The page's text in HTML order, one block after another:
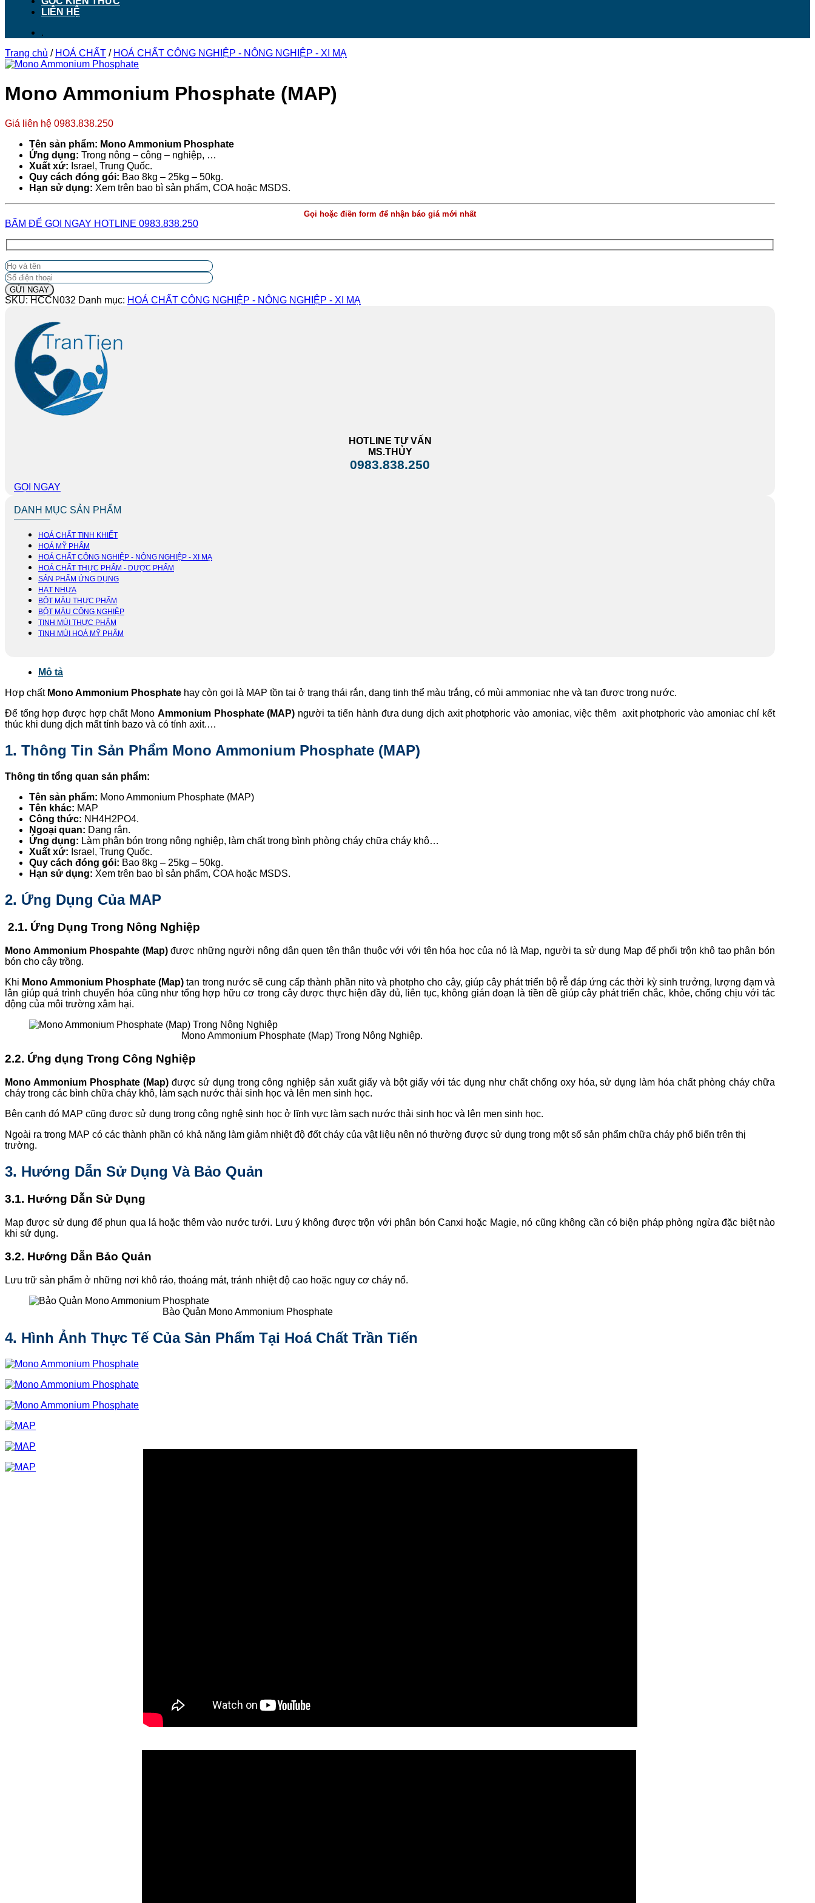
LIÊN HỆ
.
Trang chủ / HOÁ CHẤT / HOÁ CHẤT CÔNG NGHIỆP - NÔNG NGHIỆP - XI MẠ
Mono Ammonium Phosphate (MAP)
Giá liên hệ 0983.838.250
Tên sản phẩm: Mono Ammonium Phosphate
Ứng dụng: Trong nông – công – nghiệp, …
Xuất xứ: Israel, Trung Quốc.
Quy cách đóng gói: Bao 8kg – 25kg – 50kg.
Hạn sử dụng: Xem trên bao bì sản phẩm, COA hoặc MSDS.
Gọi hoặc điền form để nhận báo giá mới nhất
BẤM ĐỂ GỌI NGAY HOTLINE 0983.838.250
SKU: HCCN032 Danh mục: HOÁ CHẤT CÔNG NGHIỆP - NÔNG NGHIỆP - XI MẠ
HOTLINE TƯ VẤN
MS.THỦY
0983.838.250
GỌI NGAY
DANH MỤC SẢN PHẨM
HOÁ CHẤT TINH KHIẾT
HOÁ MỸ PHẨM
HOÁ CHẤT CÔNG NGHIỆP - NÔNG NGHIỆP - XI MẠ
HOÁ CHẤT THỰC PHẨM - DƯỢC PHẨM
SẢN PHẨM ỨNG DỤNG
HẠT NHỰA
BỘT MÀU THỰC PHẨM
BỘT MÀU CÔNG NGHIỆP
TINH MÙI THỰC PHẨM
TINH MÙI HOÁ MỸ PHẨM
Mô tả
Hợp chất Mono Ammonium Phosphate hay còn gọi là MAP tồn tại ở trạng thái rắn, dạng tinh thể màu trắng, có mùi ammoniac nhẹ và tan được trong nước.
Để tổng hợp được hợp chất Mono Ammonium Phosphate (MAP) người ta tiến hành đưa dung dịch axit photphoric vào amoniac, việc thêm axit photphoric vào amoniac chỉ kết
thúc khi dung dịch mất tính bazo và có tính axit.…
1. Thông Tin Sản Phẩm Mono Ammonium Phosphate (MAP)
Thông tin tổng quan sản phẩm:
Tên sản phẩm: Mono Ammonium Phosphate (MAP)
Tên khác: MAP
Công thức: NH4H2PO4.
Ngoại quan: Dạng rắn.
Ứng dụng: Làm phân bón trong nông nghiệp, làm chất trong bình phòng cháy chữa cháy khô…
Xuất xứ: Israel, Trung Quốc.
Quy cách đóng gói: Bao 8kg – 25kg – 50kg.
Hạn sử dụng: Xem trên bao bì sản phẩm, COA hoặc MSDS.
2. Ứng Dụng Của MAP
2.1. Ứng Dụng Trong Nông Nghiệp
Mono Ammonium Phospahte (Map)được những người nông dân quen tên thân thuộc với với tên hóa học của nó là Map, người ta sử dụng Map để phối trộn khô tạo phân bón
bón cho cây trồng.
Khi Mono Ammonium Phosphate (Map) tan trong nước sẽ cung cấp thành phần nito và photpho cho cây, giúp cây phát triển bộ rễ đáp ứng các thời kỳ sinh trưởng, lượng đạm và
lân giúp quá trình chuyển hóa cũng như tổng hợp hữu cơ trong cây được thực hiện đầy đủ, liên tục, không gián đoạn là tiền đề giúp cây phát triển chắc, khỏe, chống chịu với tác
động của môi trường xâm hại.
Mono Ammonium Phosphate (Map) Trong Nông Nghiệp.
2.2. Ứng dụng Trong Công Nghiệp
Mono Ammonium Phosphate (Map)được sử dụng trong công nghiệp sản xuất giấy và bột giấy với tác dụng như chất chống oxy hóa, sử dụng làm hóa chất phòng cháy chữa
cháy trong các bình chữa cháy khô, làm sạch nước thải sinh học và lên men sinh học.
Bên cạnh đó MAP cũng được sử dụng trong công nghệ sinh học ở lĩnh vực làm sạch nước thải sinh học và lên men sinh học.
Ngoài ra trong MAP có các thành phần có khả năng làm giảm nhiệt độ đốt cháy của vật liệu nên nó thường được sử dụng trong một số sản phẩm chữa cháy phổ biến trên thị
trường.
3. Hướng Dẫn Sử Dụng Và Bảo Quản
3.1. Hướng Dẫn Sử Dụng
Map được sử dụng để phun qua lá hoặc thêm vào nước tưới. Lưu ý không được trộn với phân bón Canxi hoặc Magie, nó cũng không cần có biện pháp phòng ngừa đặc biệt nào
khi sử dụng.
3.2. Hướng Dẫn Bảo Quản
Lưu trữ sản phẩm ở những nơi khô ráo, thoáng mát, tránh nhiệt độ cao hoặc nguy cơ cháy nổ.
Bào Quản Mono Ammonium Phosphate
4. Hình Ảnh Thực Tế Của Sản Phẩm Tại Hoá Chất Trần Tiến